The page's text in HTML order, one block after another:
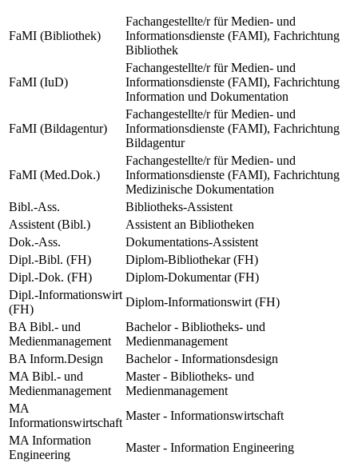
FaMI (Bibliothek)
Fachangestellte/r für Medien- und
Informationsdienste (FAMI), Fachrichtung
Bibliothek
FaMI (IuD)
Fachangestellte/r für Medien- und
Informationsdienste (FAMI), Fachrichtung
Information und Dokumentation
FaMI (Bildagentur)
Fachangestellte/r für Medien- und
Informationsdienste (FAMI), Fachrichtung
Bildagentur
FaMI (Med.Dok.)
Fachangestellte/r für Medien- und
Informationsdienste (FAMI), Fachrichtung
Medizinische Dokumentation
Bibl.-Ass.
Bibliotheks-Assistent
Assistent (Bibl.)
Assistent an Bibliotheken
Dok.-Ass.
Dokumentations-Assistent
Dipl.-Bibl. (FH)
Diplom-Bibliothekar (FH)
Dipl.-Dok. (FH)
Diplom-Dokumentar (FH)
Dipl.-Informationswirt
(FH)
Diplom-Informationswirt (FH)
BA Bibl.- und
Medienmanagement
Bachelor - Bibliotheks- und
Medienmanagement
BA Inform.Design
Bachelor - Informationsdesign
MA Bibl.- und
Medienmanagement
Master - Bibliotheks- und
Medienmanagement
MA
Informationswirtschaft
Master - Informationswirtschaft
MA Information
Engineering
Master - Information Engineering